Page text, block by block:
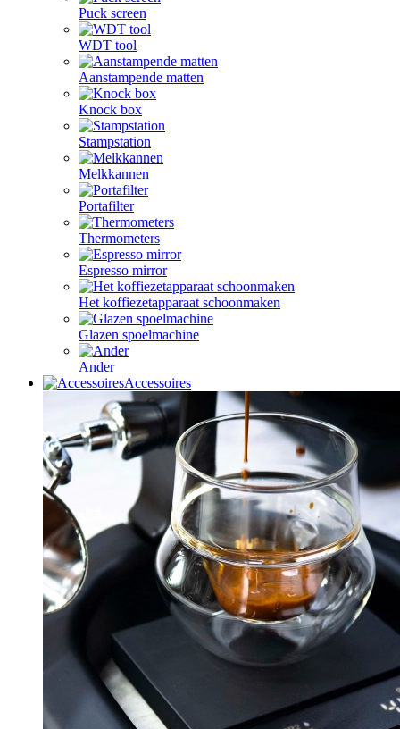
Puck screen
WDT tool
Aanstampende matten
Knock box
Stampstation
Melkkannen
Portafilter
Thermometers
Espresso mirror
Het koffiezetapparaat schoonmaken
Glazen spoelmachine
Ander
Accessoires